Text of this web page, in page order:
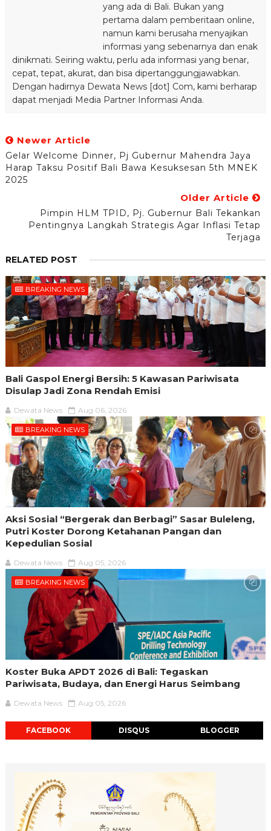
yang ada di Bali. Bukan yang
pertama dalam pemberitaan online,
namun kami berusaha menyajikan
informasi yang sebenarnya dan enak
dinikmati. Seiring waktu, perlu ada informasi yang benar,
cepat, tepat, akurat, dan bisa dipertanggungjawabkan.
Dengan hadirnya Dewata News [dot] Com, kami berharap
dapat menjadi Media Partner Informasi Anda.
Newer Article
Gelar Welcome Dinner, Pj Gubernur Mahendra Jaya
Harap Taksu Positif Bali Bawa Kesuksesan 5th MNEK
2025
Older Article
Pimpin HLM TPID, Pj. Gubernur Bali Tekankan
Pentingnya Langkah Strategis Agar Inflasi Tetap
Terjaga
RELATED POST
BREAKING NEWS
Bali Gaspol Energi Bersih: 5 Kawasan Pariwisata
Disulap Jadi Zona Rendah Emisi
Dewata News Aug 06, 2026
BREAKING NEWS
Aksi Sosial “Bergerak dan Berbagi” Sasar Buleleng,
Putri Koster Dorong Ketahanan Pangan dan
Kepedulian Sosial
Dewata News Aug 05, 2026
BREAKING NEWS
Koster Buka APDT 2026 di Bali: Tegaskan
Pariwisata, Budaya, dan Energi Harus Seimbang
Dewata News Aug 05, 2026
FACEBOOK DISQUS BLOGGER